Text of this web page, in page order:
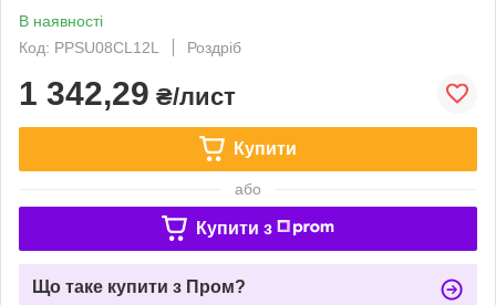
В наявності
Код: PPSU08CL12L
Роздріб
1 342,29 ₴/лист
Купити
або
Купити з
Що таке купити з Пром?